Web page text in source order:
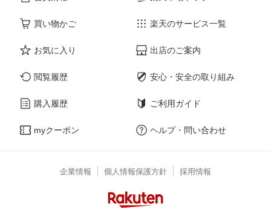
買い物かご
お気に入り
閲覧履歴
購入履歴
myクーポン
楽天のサービス一覧
出店のご案内
安心・安全の取り組み
ご利用ガイド
ヘルプ・問い合わせ
企業情報 個人情報保護方針 採用情報